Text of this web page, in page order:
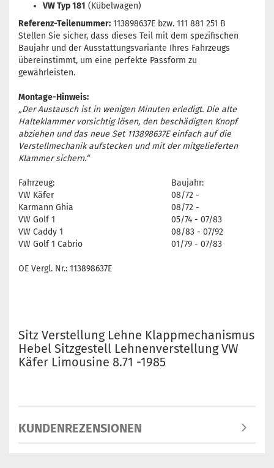
VW Typ 181 (Kübelwagen)
Referenz-Teilenummer: 113898637E bzw. 111 881 251 B
Stellen Sie sicher, dass dieses Teil mit dem spezifischen
Baujahr und der Ausstattungsvariante Ihres Fahrzeugs
übereinstimmt, um eine perfekte Passform zu
gewährleisten.
Montage-Hinweis:
„Der Austausch ist in wenigen Minuten erledigt. Die alte
Halteklammer vorsichtig lösen, den beschädigten Knopf
abziehen und das neue Set 113898637E einfach auf die
Verstellmechanik aufstecken und mit der mitgelieferten
Klammer sichern.“
Fahrzeug:
Baujahr:
VW Käfer
Karmann Ghia
VW Golf 1
VW Caddy 1
VW Golf 1 Cabrio
08/72 -
08/72 -
05/74 - 07/83
08/83 - 07/92
01/79 - 07/83
OE Vergl. Nr.: 113898637E
Sitz Verstellung Lehne Klappmechanismus
Hebel Sitzgestell Lehnenverstellung VW
Käfer Limousine 8.71 -1985
KUNDENREZENSIONEN